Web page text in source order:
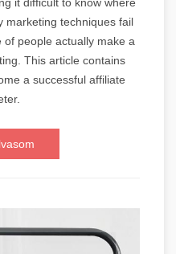
marketing techniques fail
people actually make a
This article contains
a successful affiliate